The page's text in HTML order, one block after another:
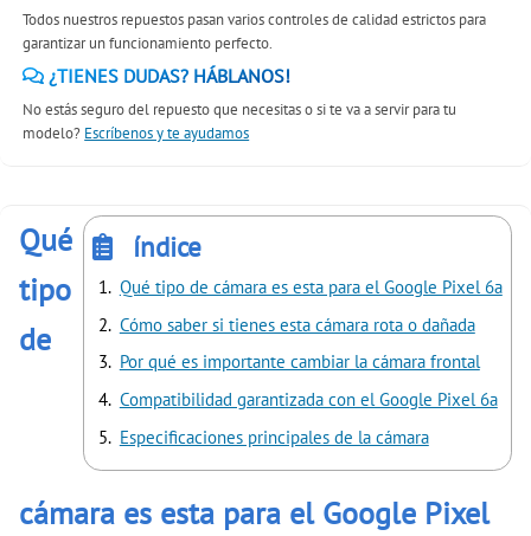
Todos nuestros repuestos pasan varios controles de calidad estrictos para
garantizar un funcionamiento perfecto.
¿TIENES DUDAS? HÁBLANOS!
No estás seguro del repuesto que necesitas o si te va a servir para tu
modelo? Escríbenos y te ayudamos
índice
Qué tipo de cámara es esta para el Google Pixel 6a
Cómo saber si tienes esta cámara rota o dañada
Por qué es importante cambiar la cámara frontal
Compatibilidad garantizada con el Google Pixel 6a
Especificaciones principales de la cámara
Qué
tipo
de
cámara es esta para el Google Pixel